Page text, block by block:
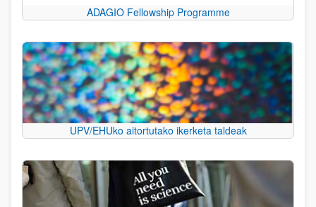
ADAGIO Fellowship Programme
UPV/EHUko aitortutako ikerketa taldeak